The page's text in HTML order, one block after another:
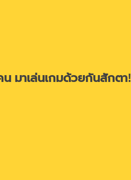
น มาเล่นเกมด้วยกันสักตา!